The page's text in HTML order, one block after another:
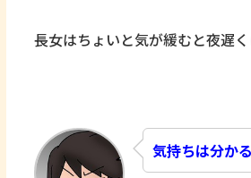
長女はちょいと気が緩むと夜遅
気持ちは分か